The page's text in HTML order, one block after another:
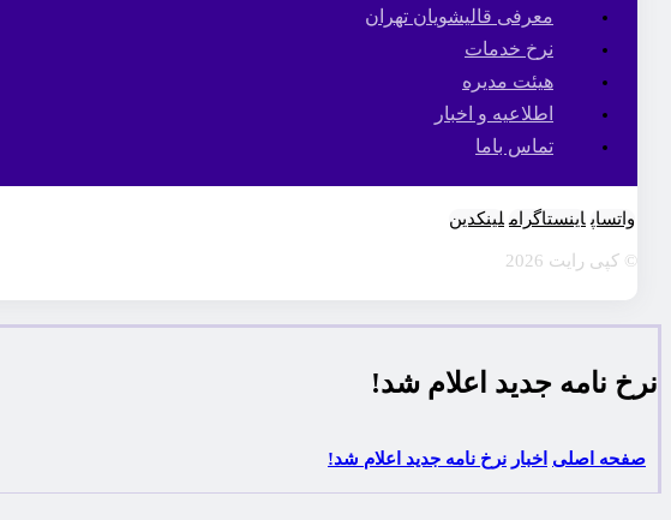
معرفی قالیشویان تهران
نرخ خدمات
هیئت مدیره
اطلاعیه و اخبار
تماس باما
واتساپ اینستاگرام لینکدین
© کپی رایت 2026
نرخ نامه جدید اعلام شد!
صفحه اصلی اخبار نرخ نامه جدید اعلام شد!